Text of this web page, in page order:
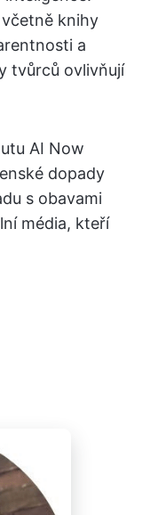
knihy
a
tvůrců ovlivňují
AI Now
dopady
s obavami
média, kteří